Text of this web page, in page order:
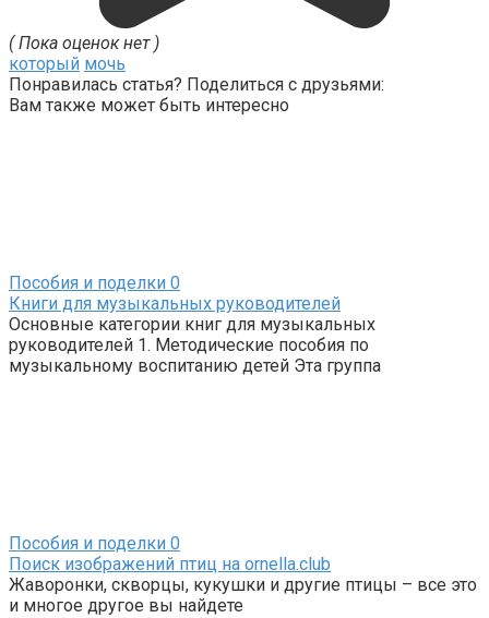
( Пока оценок нет )
который мочь
Понравилась статья? Поделиться с друзьями:
Вам также может быть интересно
Пособия и поделки 0
Книги для музыкальных руководителей
Основные категории книг для музыкальных
руководителей 1. Методические пособия по
музыкальному воспитанию детей Эта группа
Пособия и поделки 0
Поиск изображений птиц на ornella.club
Жаворонки, скворцы, кукушки и другие птицы – все это
и многое другое вы найдете